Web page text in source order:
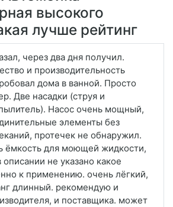
высокого
лучше рейтинг
через два дня получил.
и производительность
дома в ванной. Просто
Две насадки (струя и
Насос очень мощный,
элементы без
протечек не обнаружил.
ёмкость для моющей жидкости,
описании не указано какое
к применению. очень лёгкий,
длинный. рекомендую и
и поставщика. может